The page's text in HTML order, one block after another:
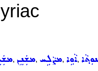
, ܡܫܲܢܸܢ, ܡܨܵܠܹܚ, ܐܵܘܹܐ,